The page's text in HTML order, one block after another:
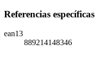
Referencias específicas
ean13
889214148346